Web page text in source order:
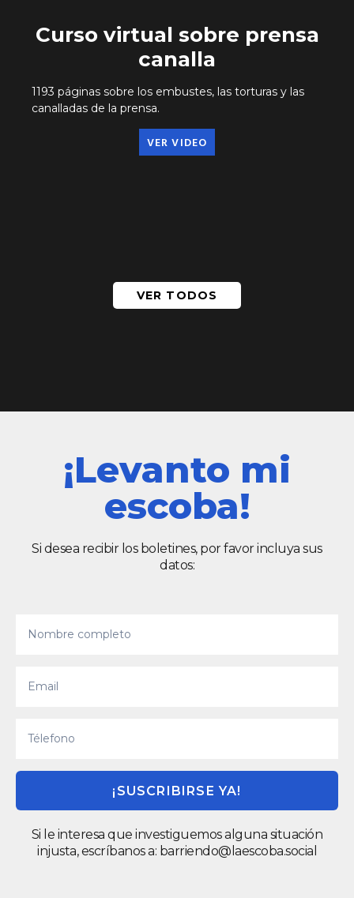
Curso virtual sobre prensa
canalla
1193 páginas sobre los embustes, las torturas y las
canalladas de la prensa.
VER VIDEO
VER TODOS
¡Levanto mi
escoba!
Si desea recibir los boletines, por favor incluya sus
datos:
¡SUSCRIBIRSE YA!
Si le interesa que investiguemos alguna situación
injusta, escríbanos a: barriendo@laescoba.social